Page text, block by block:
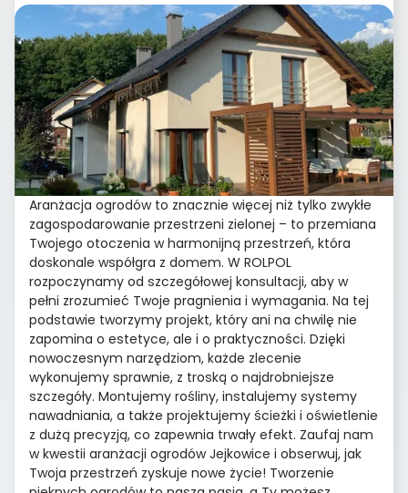
Aranżacja ogrodów to znacznie więcej niż tylko zwykłe
zagospodarowanie przestrzeni zielonej – to przemiana
Twojego otoczenia w harmonijną przestrzeń, która
doskonale współgra z domem. W ROLPOL
rozpoczynamy od szczegółowej konsultacji, aby w
pełni zrozumieć Twoje pragnienia i wymagania. Na tej
podstawie tworzymy projekt, który ani na chwilę nie
zapomina o estetyce, ale i o praktyczności. Dzięki
nowoczesnym narzędziom, każde zlecenie
wykonujemy sprawnie, z troską o najdrobniejsze
szczegóły. Montujemy rośliny, instalujemy systemy
nawadniania, a także projektujemy ścieżki i oświetlenie
z dużą precyzją, co zapewnia trwały efekt. Zaufaj nam
w kwestii aranżacji ogrodów Jejkowice i obserwuj, jak
Twoja przestrzeń zyskuje nowe życie! Tworzenie